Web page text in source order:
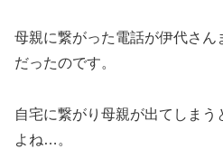
母親に繋がった電話が伊代さん
だったのです。
自宅に繋がり母親が出てしま
よね…。